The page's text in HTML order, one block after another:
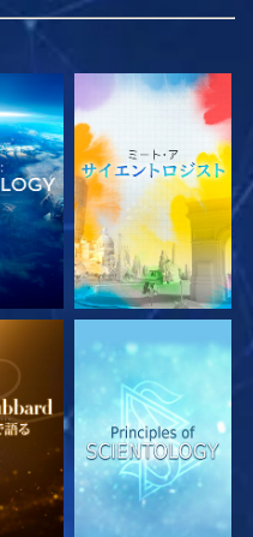
求 シリーズを探求